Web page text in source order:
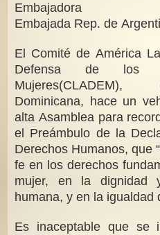
Embajadora
Embajada Rep. de
El Comité de América
Defensa de los
Dominicana, hace un
alta Asamblea para
el Preámbulo de la
Derechos Humanos, que
fe en los derechos
mujer, en la dignidad
humana, y en la igualdad
Es inaceptable que se